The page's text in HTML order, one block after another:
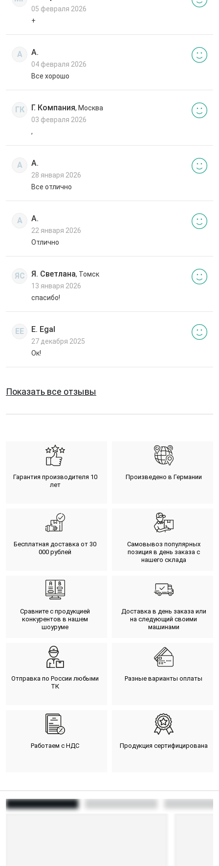
05 февраля 2026
+
А А.
04 февраля 2026
Все хорошо
ГК Г. Компания, Москва
03 февраля 2026
,
А А.
28 января 2026
Все отлично
А А.
22 января 2026
Отлично
ЯС Я. Светлана, Томск
13 января 2026
спасибо!
EE E. Egal
27 декабря 2025
Ок!
Показать все отзывы
Гарантия производителя 10
лет
Произведено в Германии
Бесплатная доставка от 30
000 рублей
Самовывоз популярных
позиция в день заказа с
нашего склада
Сравните с продукцией
конкурентов в нашем
шоуруме
Доставка в день заказа или
на следующий своими
машинами
Отправка по России любыми
ТК
Разные варианты оплаты
Работаем с НДС Продукция сертифицирована